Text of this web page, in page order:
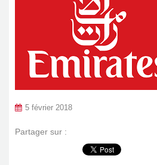
5 février 2018
Partager sur :